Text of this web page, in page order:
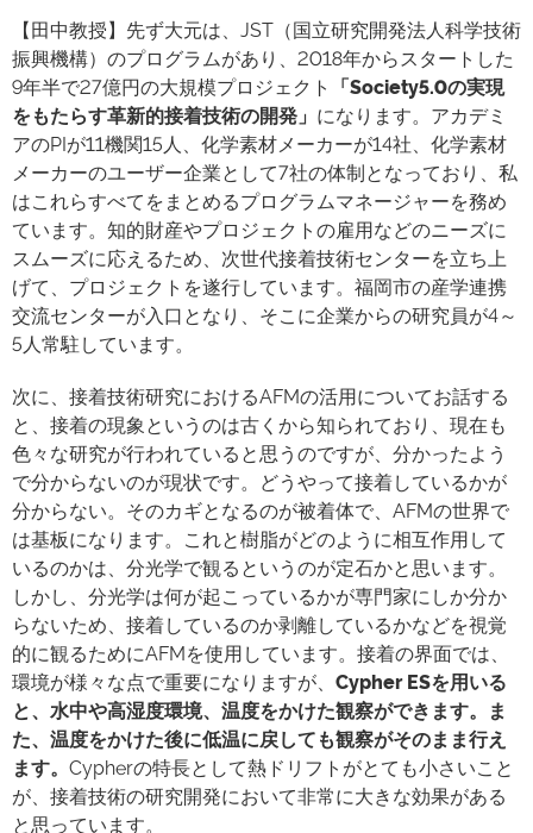
【田中教授】先ず大元は、JST（国立研究開発法人科学技術
振興機構）のプログラムがあり、2018年からスタートした
9年半で27億円の大規模プロジェクト
「Society5.0の実現
をもたらす革新的接着技術の開発」 になります。アカデミ
アのPIが11機関15人、化学素材メーカーが14社、化学素材
メーカーのユーザー企業として7社の体制となっており、私
はこれらすべてをまとめるプログラムマネージャーを務め
ています。知的財産やプロジェクトの雇用などのニーズに
スムーズに応えるため、次世代接着技術センターを立ち上
げて、プロジェクトを遂行しています。福岡市の産学連携
交流センターが入口となり、そこに企業からの研究員が4～
5人常駐しています。
次に、接着技術研究におけるAFMの活用についてお話する
と、接着の現象というのは古くから知られており、現在も
色々な研究が行われていると思うのですが、分かったよう
で分からないのが現状です。どうやって接着しているかが
分からない。そのカギとなるのが被着体で、AFMの世界で
は基板になります。これと樹脂がどのように相互作用して
いるのかは、分光学で観るというのが定石かと思います。
しかし、分光学は何が起こっているかが専門家にしか分か
らないため、接着しているのか剥離しているかなどを視覚
的に観るためにAFMを使用しています。接着の界面では、
環境が様々な点で重要になりますが、 Cypher ESを用いる
と、水中や高湿度環境、温度をかけた観察ができます。ま
た、温度をかけた後に低温に戻しても観察がそのまま行え
ます。 Cypherの特長として熱ドリフトがとても小さいこと
が、接着技術の研究開発において非常に大きな効果がある
と思っています。